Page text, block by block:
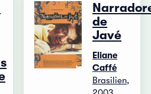
de
Javé
Eliane
Caffé
Brasilien,